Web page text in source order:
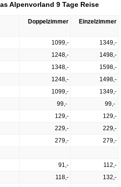
Alpenvorland 9 Tage Reise
Doppelzimmer Einzelzimmer
1099,-
1349,-
1248,-
1498,-
1348,-
1598,-
1248,-
1498,-
1099,-
1349,-
99,-
99,-
129,-
129,-
229,-
229,-
279,-
279,-
91,-
112,-
118,-
132,-